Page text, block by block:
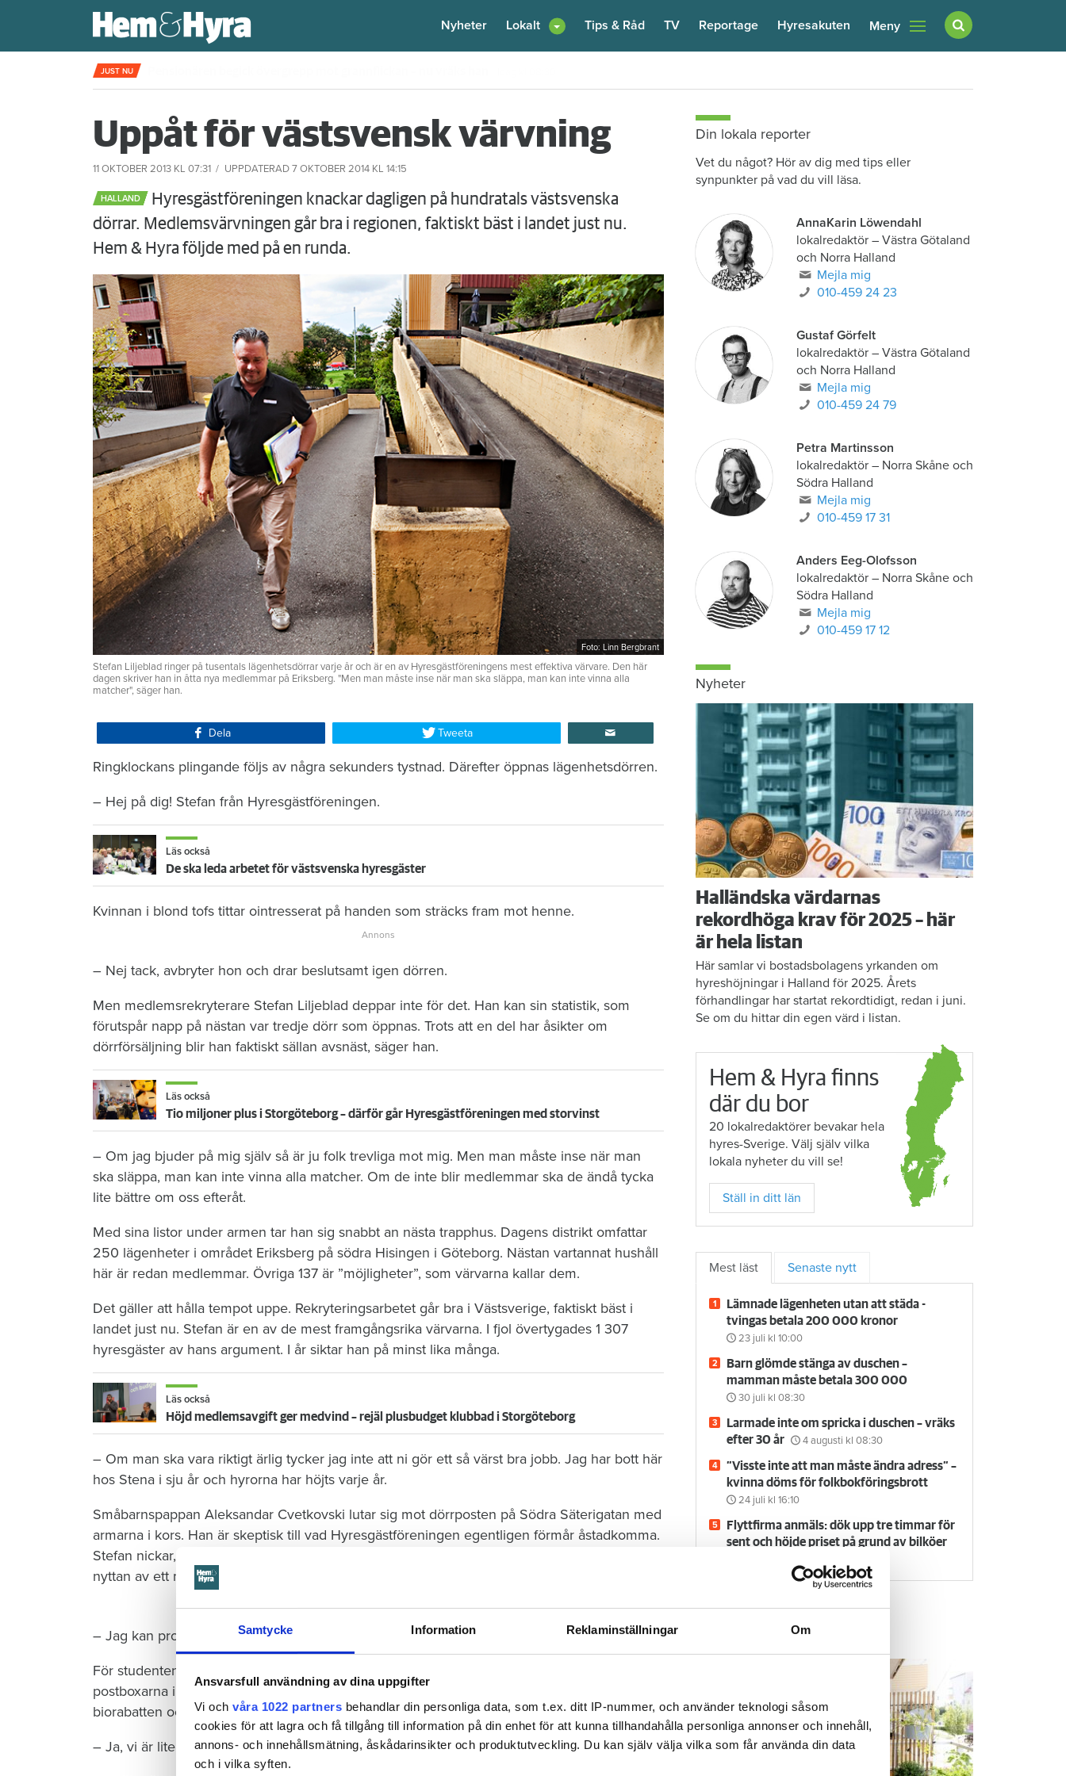
Samtycke Information Reklaminställningar Om
Ansvarsfull användning av dina uppgifter
Vi och våra 1022 partners behandlar din personliga data, som t.ex. ditt IP-nummer, och använder teknologi såsom
cookies för att lagra och få tillgång till information på din enhet för att kunna tillhandahålla personliga annonser och innehåll,
annons- och innehållsmätning, åskådarinsikter och produktutveckling. Du kan själv välja vilka som får använda din data
och i vilka syften.
Nyheter Lokalt Tips & Råd TV Reportage Hyresakuten Meny
JUST NU
Uppåt för västsvensk värvning
11 OKTOBER 2013 KL 07:31 UPPDATERAD 7 OKTOBER 2014 KL 14:15
HALLAND
Hyresgästföreningen knackar dagligen på hundratals västsvenska
dörrar. Medlemsvärvningen går bra i regionen, faktiskt bäst i landet just nu.
Hem & Hyra följde med på en runda.
Foto: Linn Bergbrant
Stefan Liljeblad ringer på tusentals lägenhetsdörrar varje år och är en av Hyresgästföreningens mest effektiva värvare. Den här
dagen skriver han in åtta nya medlemmar på Eriksberg. "Men man måste inse när man ska släppa, man kan inte vinna alla
matcher", säger han.
Dela Tweeta
Ringklockans plingande följs av några sekunders tystnad. Därefter öppnas lägenhetsdörren.
– Hej på dig! Stefan från Hyresgästföreningen.
Läs också
De ska leda arbetet för västsvenska hyresgäster
Kvinnan i blond tofs tittar ointresserat på handen som sträcks fram mot henne.
– Nej tack, avbryter hon och drar beslutsamt igen dörren.
Men medlemsrekryterare Stefan Liljeblad deppar inte för det. Han kan sin statistik, som
förutspår napp på nästan var tredje dörr som öppnas. Trots att en del har åsikter om
dörrförsäljning blir han faktiskt sällan avsnäst, säger han.
Läs också
Tio miljoner plus i Storgöteborg – därför går Hyresgästföreningen med storvinst
– Om jag bjuder på mig själv så är ju folk trevliga mot mig. Men man måste inse när man
ska släppa, man kan inte vinna alla matcher. Om de inte blir medlemmar ska de ändå tycka
lite bättre om oss efteråt.
Med sina listor under armen tar han sig snabbt an nästa trapphus. Dagens distrikt omfattar
250 lägenheter i området Eriksberg på södra Hisingen i Göteborg. Nästan vartannat hushåll
här är redan medlemmar. Övriga 137 är ”möjligheter”, som värvarna kallar dem.
Det gäller att hålla tempot uppe. Rekryteringsarbetet går bra i Västsverige, faktiskt bäst i
landet just nu. Stefan är en av de mest framgångsrika värvarna. I fjol övertygades 1 307
hyresgäster av hans argument. I år siktar han på minst lika många.
Läs också
Höjd medlemsavgift ger medvind – rejäl plusbudget klubbad i Storgöteborg
– Om man ska vara riktigt ärlig tycker jag inte att ni gör ett så värst bra jobb. Jag har bott här
hos Stena i sju år och hyrorna har höjts varje år.
Småbarnspappan Aleksandar Cvetkovski lutar sig mot dörrposten på Södra Säterigatan med
armarna i kors. Han är skeptisk till vad Hyresgästföreningen egentligen förmår åstadkomma.
Stefan nickar, lyssnar, resonerar. Efter en stunds samtal ändrar Aleksandar ståndpunkt om
nyttan av ett medlemskap.
– Jag kan prova i ett år, säger han och skriver på.
För studenten Emma Eriksson är det annorlunda. Hon blir glad när Stefan hejdar henne vid
postboxarna i entrén på Pilegårdsgatan och frågar om hon vill gå med. Hon uppskattar
biorabatten och tycker att mobilappen verkar smart.
– Ja, vi är lite moderna så, kontrar Stefan lite självironiskt.
Din lokala reporter
Vet du något? Hör av dig med tips eller
synpunkter på vad du vill läsa.
AnnaKarin Löwendahl
lokalredaktör– Västra Götaland
och Norra Halland
Mejla mig
010-459 24 23
Gustaf Görfelt
lokalredaktör– Västra Götaland
och Norra Halland
Mejla mig
010-459 24 79
Petra Martinsson
lokalredaktör– Norra Skåne och
Södra Halland
Mejla mig
010-459 17 31
Anders Eeg-Olofsson
lokalredaktör– Norra Skåne och
Södra Halland
Mejla mig
010-459 17 12
Nyheter
Halländska värdarnas
rekordhöga krav för 2025 – här
är hela listan
Här samlar vi bostadsbolagens yrkanden om
hyreshöjningar i Halland för 2025. Årets
förhandlingar har startat rekordtidigt, redan i juni.
Se om du hittar din egen värd i listan.
Hem & Hyra finns
där du bor
20 lokalredaktörer bevakar hela
hyres-Sverige. Välj själv vilka
lokala nyheter du vill se!
Ställ in ditt län
Mest läst Senaste nytt
Lämnade lägenheten utan att städa -
tvingas betala 200 000 kronor
23 juli kl 10:00
Barn glömde stänga av duschen –
mamman måste betala 300 000
30 juli kl 08:30
Larmade inte om spricka i duschen – vräks
efter 30 år
4 augusti kl 08:30
”Visste inte att man måste ändra adress” –
kvinna döms för folkbokföringsbrott
24 juli kl 16:10
Flyttfirma anmäls: dök upp tre timmar för
sent och höjde priset på grund av bilköer
Hem & Hyra TV